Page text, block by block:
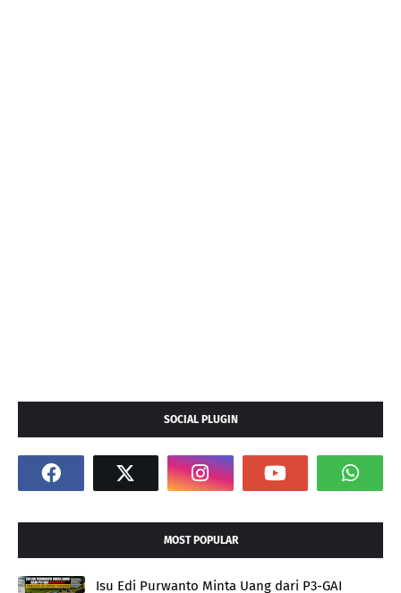
SOCIAL PLUGIN
MOST POPULAR
Isu Edi Purwanto Minta Uang dari P3-GAI